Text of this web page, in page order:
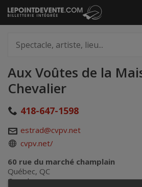
Passer
au
artiste,
lieu...
Aux Voûtes de la
Chevalier
418-647-1598
estrad@cvpv.net
cvpv.net/
60 rue du marché champlain
Québec, QC
Canada